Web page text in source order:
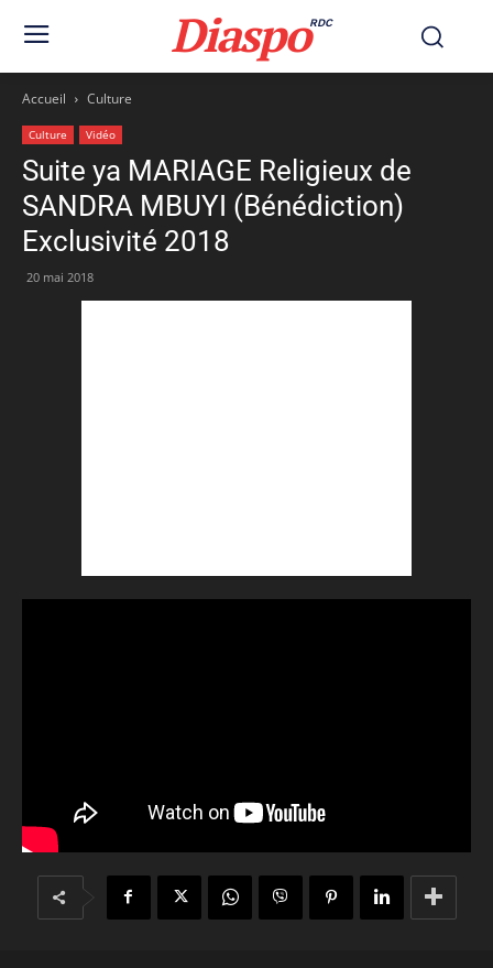
DiaspoRDC
Accueil Culture
Culture Vidéo
Suite ya MARIAGE Religieux de
SANDRA MBUYI (Bénédiction)
Exclusivité 2018
20 mai 2018